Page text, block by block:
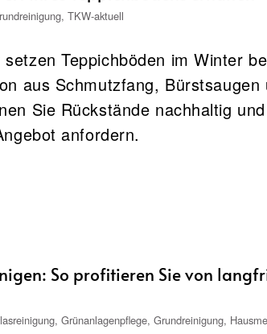
, TKW-aktuell
Teppichböden im Winter
aus Schmutzfang,
Sie Rückstände nachhaltig
anfordern.
So profitieren Sie von
, Grünanlagenpflege, Grundreinigung,